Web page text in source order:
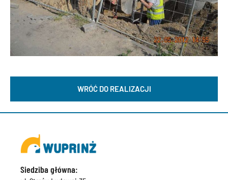
WRÓĆ DO REALIZACJI
Siedziba główna: